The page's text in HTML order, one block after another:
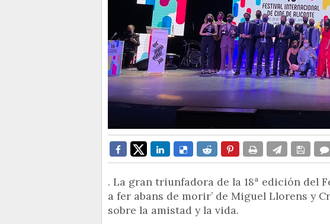
. La gran triunfadora de la 18ª edición del
a fer abans de morir’ de Miguel Llorens y
sobre la amistad y la vida.